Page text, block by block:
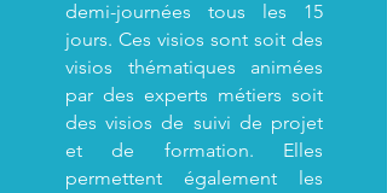
demi-journées tous les 15
jours. Ces visios sont soit des
visios thématiques animées
par des experts métiers soit
des visios de suivi de projet
et de formation. Elles
permettent également les